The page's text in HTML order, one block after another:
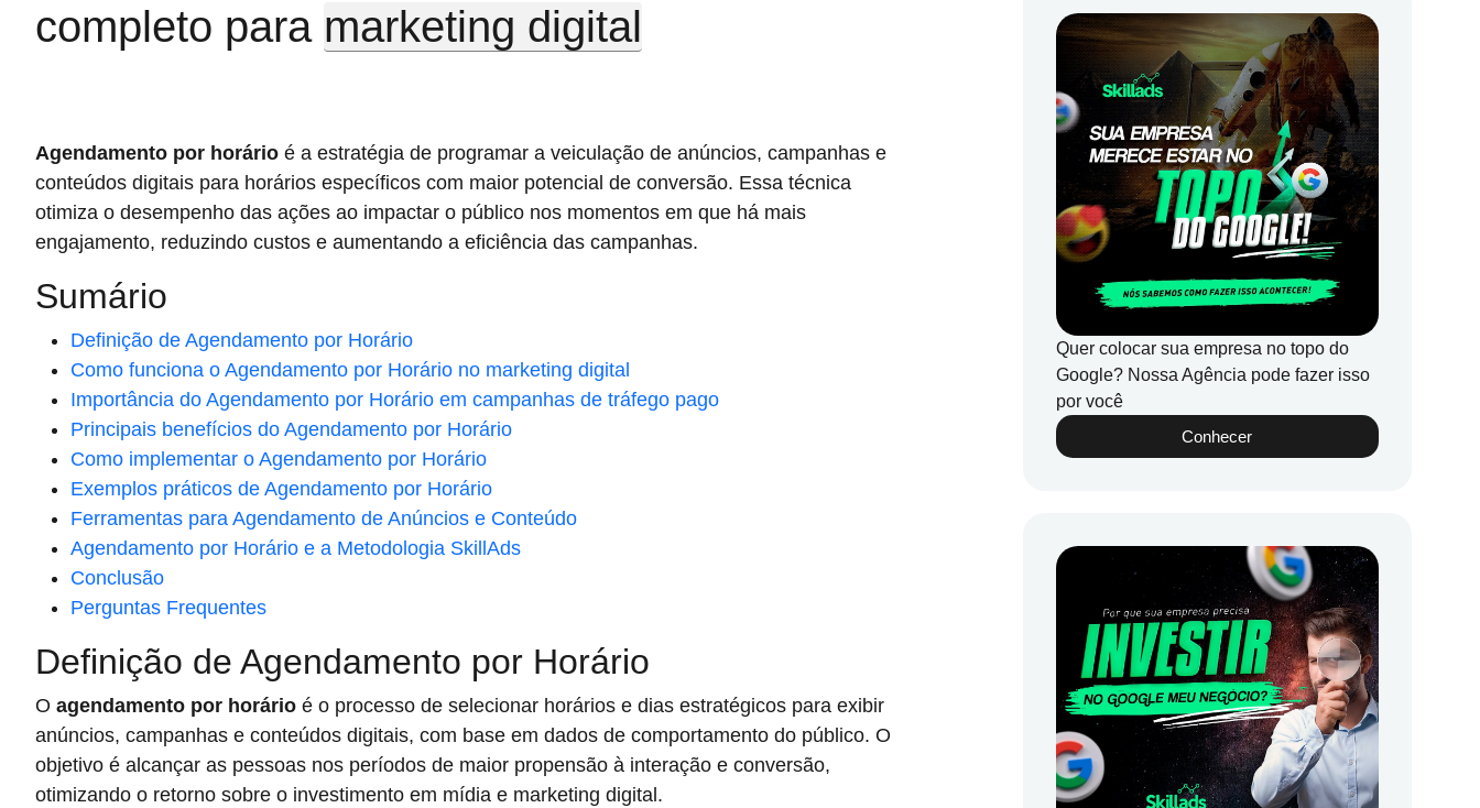
completo para marketing digital
Agendamento por horário é a estratégia de programar a veiculação de anúncios, campanhas e
conteúdos digitais para horários específicos com maior potencial de conversão. Essa técnica
otimiza o desempenho das ações ao impactar o público nos momentos em que há mais
engajamento, reduzindo custos e aumentando a eficiência das campanhas.
Sumário
Definição de Agendamento por Horário
Como funciona o Agendamento por Horário no marketing digital
Importância do Agendamento por Horário em campanhas de tráfego pago
Principais benefícios do Agendamento por Horário
Como implementar o Agendamento por Horário
Exemplos práticos de Agendamento por Horário
Ferramentas para Agendamento de Anúncios e Conteúdo
Agendamento por Horário e a Metodologia SkillAds
Conclusão
Perguntas Frequentes
Definição de Agendamento por Horário
O agendamento por horário é o processo de selecionar horários e dias estratégicos para exibir
anúncios, campanhas e conteúdos digitais, com base em dados de comportamento do público. O
objetivo é alcançar as pessoas nos períodos de maior propensão à interação e conversão,
otimizando o retorno sobre o investimento em mídia e marketing digital.
Quer colocar sua empresa no topo do
Google? Nossa Agência pode fazer isso
por você
Conhecer